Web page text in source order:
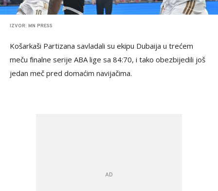
IZVOR: MN PRESS
Košarkaši Partizana savladali su ekipu Dubaija u trećem
meču finalne serije ABA lige sa 84:70, i tako obezbijedili još
jedan meč pred domaćim navijačima.